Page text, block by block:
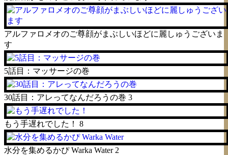
アルファロメオのご尊顔がまぶしいほどに麗しゅうございま
す
5話目：マッサージの巻
30話目：アレってなんだろうの巻 3
もう手遅れでした！ 8
水分を集めるかぴ Warka Water 2